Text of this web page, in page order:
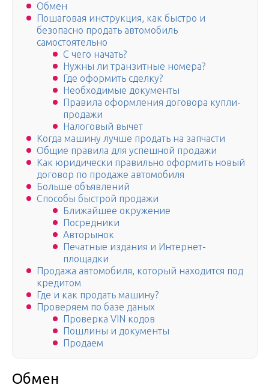
Обмен
Пошаговая инструкция, как быстро и
безопасно продать автомобиль
самостоятельно
С чего начать?
Нужны ли транзитные номера?
Где оформить сделку?
Необходимые документы
Правила оформления договора купли-
продажи
Налоговый вычет
Когда машину лучше продать на запчасти
Общие правила для успешной продажи
Как юридически правильно оформить новый
договор по продаже автомобиля
Больше объявлений
Способы быстрой продажи
Ближайшее окружение
Посредники
Авторынок
Печатные издания и Интернет-
площадки
Продажа автомобиля, который находится под
кредитом
Где и как продать машину?
Проверяем по базе даных
Проверка VIN кодов
Пошлины и документы
Продаем
Обмен